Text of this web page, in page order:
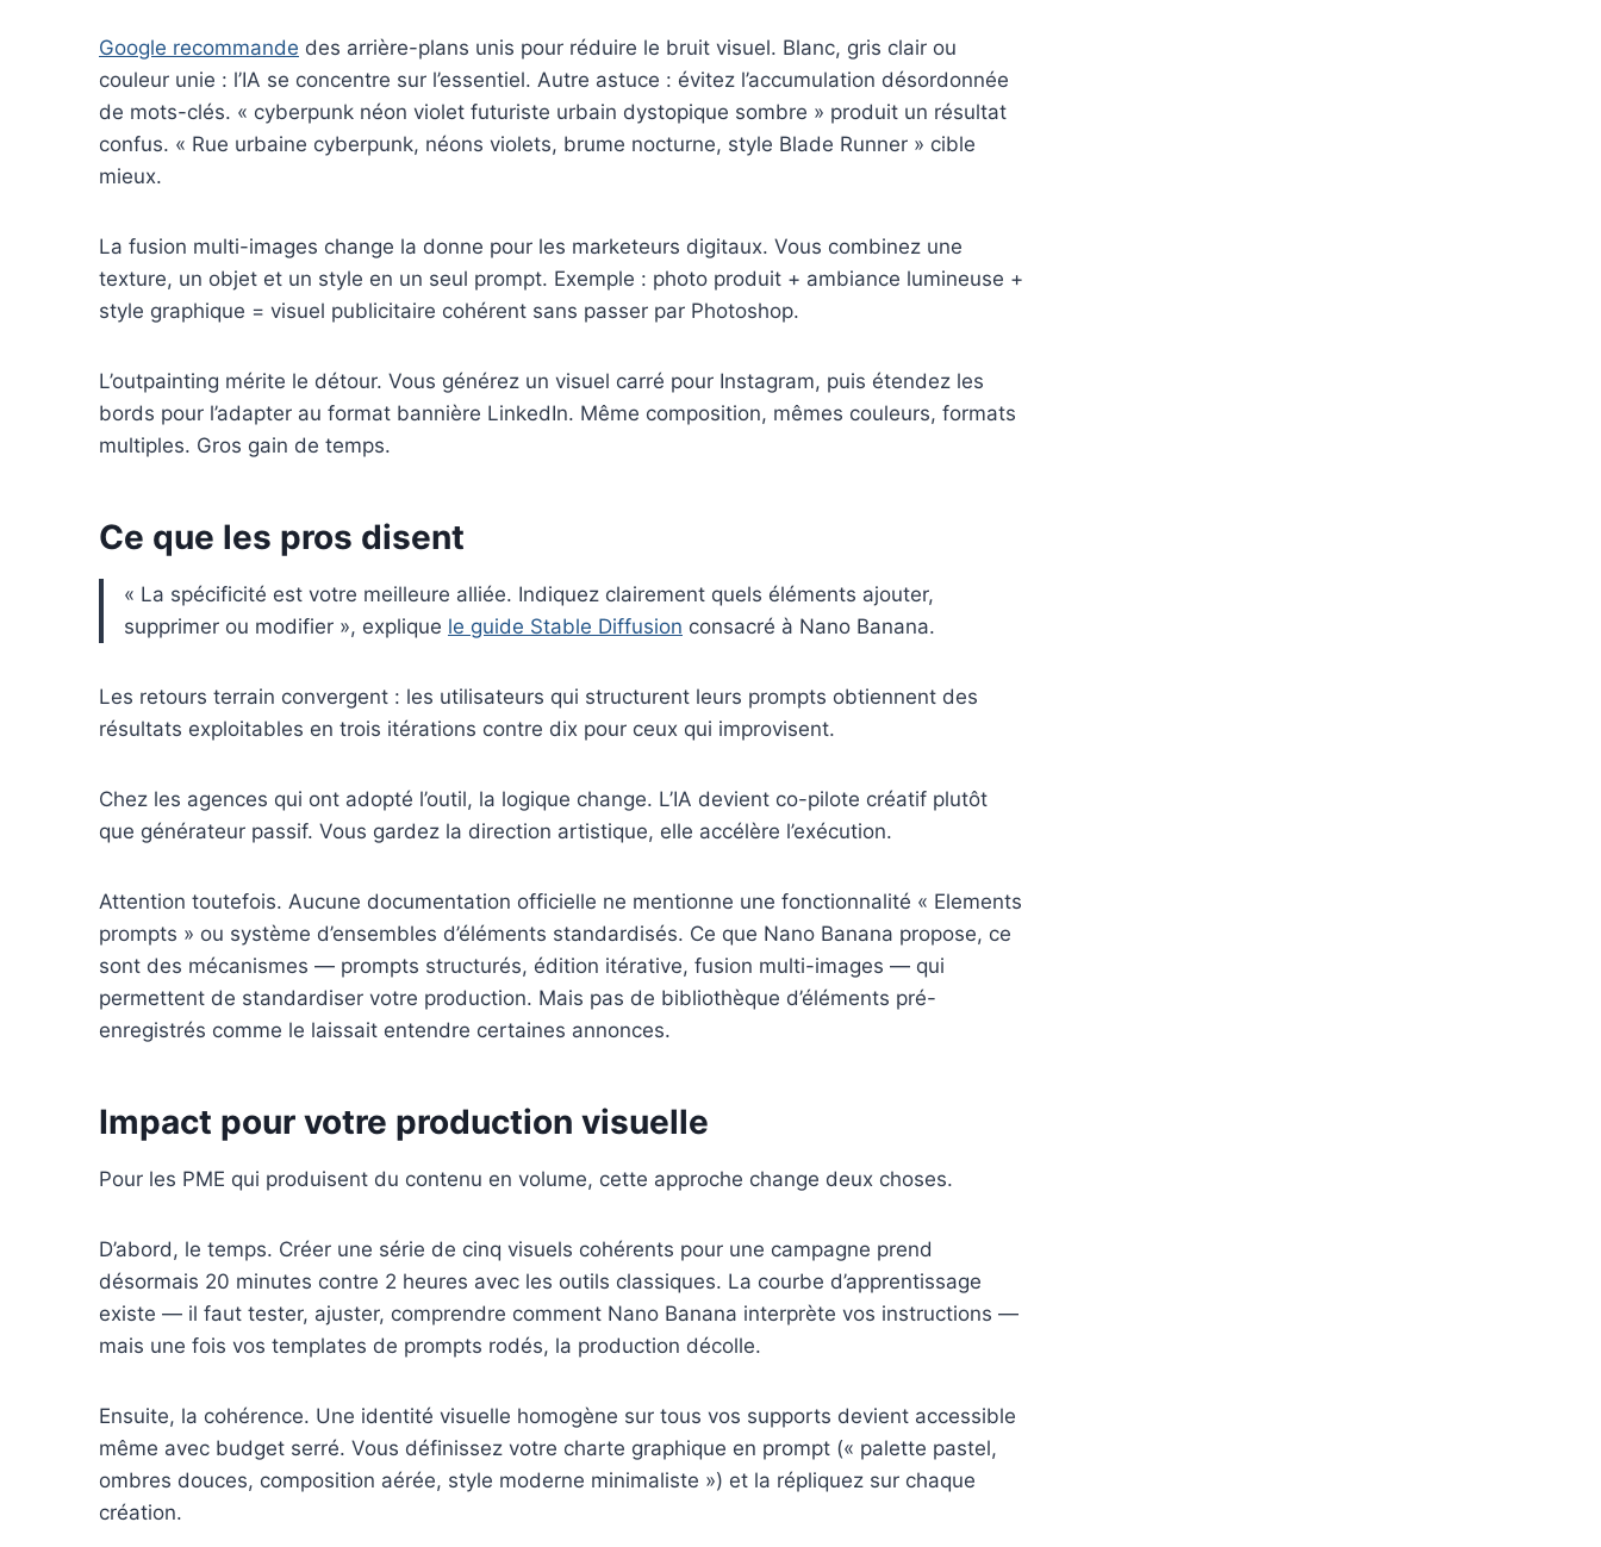
Google recommande des arrière-plans unis pour réduire le bruit visuel. Blanc, gris clair ou
couleur unie : l’IA se concentre sur l’essentiel. Autre astuce : évitez l’accumulation désordonnée
de mots-clés. « cyberpunk néon violet futuriste urbain dystopique sombre » produit un résultat
confus. « Rue urbaine cyberpunk, néons violets, brume nocturne, style Blade Runner » cible
mieux.
La fusion multi-images change la donne pour les marketeurs digitaux. Vous combinez une
texture, un objet et un style en un seul prompt. Exemple : photo produit + ambiance lumineuse +
style graphique = visuel publicitaire cohérent sans passer par Photoshop.
L’outpainting mérite le détour. Vous générez un visuel carré pour Instagram, puis étendez les
bords pour l’adapter au format bannière LinkedIn. Même composition, mêmes couleurs, formats
multiples. Gros gain de temps.
Ce que les pros disent
« La spécificité est votre meilleure alliée. Indiquez clairement quels éléments ajouter,
supprimer ou modifier », explique le guide Stable Diffusion consacré à Nano Banana.
Les retours terrain convergent : les utilisateurs qui structurent leurs prompts obtiennent des
résultats exploitables en trois itérations contre dix pour ceux qui improvisent.
Chez les agences qui ont adopté l’outil, la logique change. L’IA devient co-pilote créatif plutôt
que générateur passif. Vous gardez la direction artistique, elle accélère l’exécution.
Attention toutefois. Aucune documentation officielle ne mentionne une fonctionnalité « Elements
prompts » ou système d’ensembles d’éléments standardisés. Ce que Nano Banana propose, ce
sont des mécanismes — prompts structurés, édition itérative, fusion multi-images — qui
permettent de standardiser votre production. Mais pas de bibliothèque d’éléments pré-
enregistrés comme le laissait entendre certaines annonces.
Impact pour votre production visuelle
Pour les PME qui produisent du contenu en volume, cette approche change deux choses.
D’abord, le temps. Créer une série de cinq visuels cohérents pour une campagne prend
désormais 20 minutes contre 2 heures avec les outils classiques. La courbe d’apprentissage
existe — il faut tester, ajuster, comprendre comment Nano Banana interprète vos instructions —
mais une fois vos templates de prompts rodés, la production décolle.
Ensuite, la cohérence. Une identité visuelle homogène sur tous vos supports devient accessible
même avec budget serré. Vous définissez votre charte graphique en prompt (« palette pastel,
ombres douces, composition aérée, style moderne minimaliste ») et la répliquez sur chaque
création.